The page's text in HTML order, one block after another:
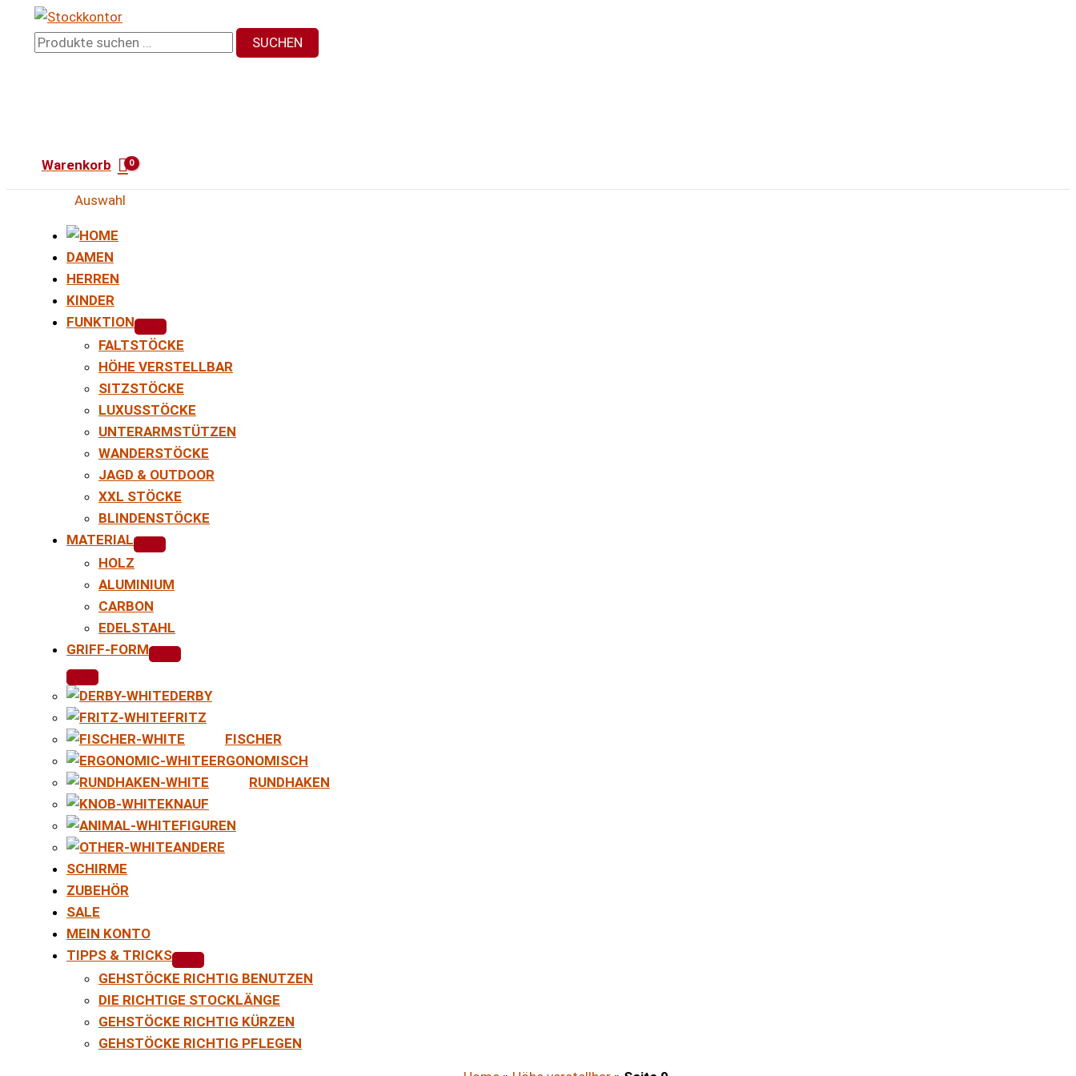
InhaltSuchen
SUCHEN
Warenkorb
Auswahl
DAMEN
HERREN
KINDER
FUNKTION
FALTSTÖCKE
HÖHE VERSTELLBAR
SITZSTÖCKE
LUXUSSTÖCKE
UNTERARMSTÜTZEN
WANDERSTÖCKE
JAGD & OUTDOOR
XXL STÖCKE
BLINDENSTÖCKE
MATERIAL
HOLZ
ALUMINIUM
CARBON
EDELSTAHL
GRIFF-FORM
DERBY
FRITZ
FISCHER
ERGONOMISCH
RUNDHAKEN
KNAUF
FIGUREN
ANDERE
SCHIRME
ZUBEHÖR
SALE
MEIN KONTO
TIPPS & TRICKS
GEHSTÖCKE RICHTIG BENUTZEN
DIE RICHTIGE STOCKLÄNGE
GEHSTÖCKE RICHTIG KÜRZEN
GEHSTÖCKE RICHTIG PFLEGEN